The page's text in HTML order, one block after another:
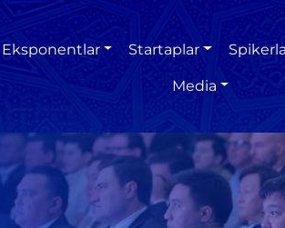
Eksponentlar Startaplar
Media